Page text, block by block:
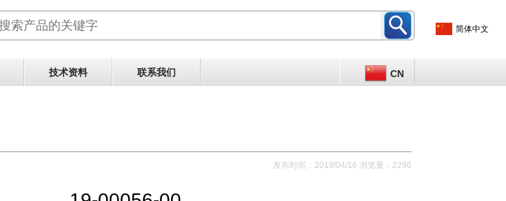
技术资料 联系我们 CN
发布时间：2019/04/16 浏览量：2296
简体中文